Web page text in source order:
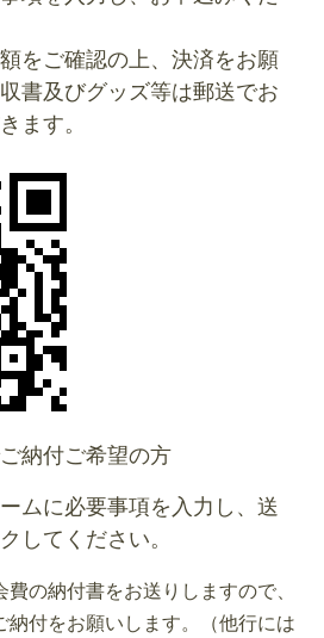
をご確認の上、決済をお願
書及びグッズ等は郵送でお
ます。
納付ご希望の方
ムに必要事項を入力し、送
してください。
の納付書をお送りしますので、
納付をお願いします。（他行には